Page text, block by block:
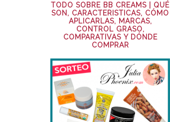
TODO SOBRE BB CREAMS | QUÉ
SON, CARACTERISTICAS, CÓMO
APLICARLAS, MARCAS,
CONTROL GRASO,
COMPARATIVAS Y DÓNDE
COMPRAR